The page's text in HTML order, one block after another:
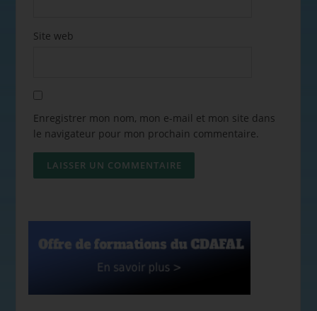
Site web
Enregistrer mon nom, mon e-mail et mon site dans
le navigateur pour mon prochain commentaire.